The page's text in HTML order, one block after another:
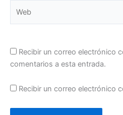
Recibir un correo electrónico
comentarios a esta entrada.
Recibir un correo electrónico